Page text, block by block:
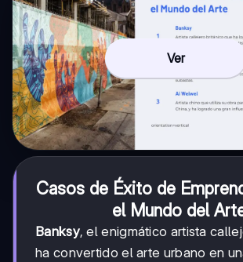
Ver
Casos de Éxito de
el Mundo del
Banksy, el enigmático artista
ha convertido el arte urbano en